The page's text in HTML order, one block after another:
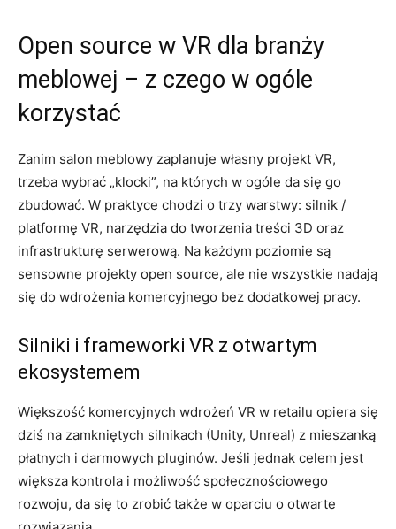
Open source w VR dla branży
meblowej – z czego w ogóle
korzystać
Zanim salon meblowy zaplanuje własny projekt VR,
trzeba wybrać „klocki”, na których w ogóle da się go
zbudować. W praktyce chodzi o trzy warstwy: silnik /
platformę VR, narzędzia do tworzenia treści 3D oraz
infrastrukturę serwerową. Na każdym poziomie są
sensowne projekty open source, ale nie wszystkie nadają
się do wdrożenia komercyjnego bez dodatkowej pracy.
Silniki i frameworki VR z otwartym
ekosystemem
Większość komercyjnych wdrożeń VR w retailu opiera się
dziś na zamkniętych silnikach (Unity, Unreal) z mieszanką
płatnych i darmowych pluginów. Jeśli jednak celem jest
większa kontrola i możliwość społecznościowego
rozwoju, da się to zrobić także w oparciu o otwarte